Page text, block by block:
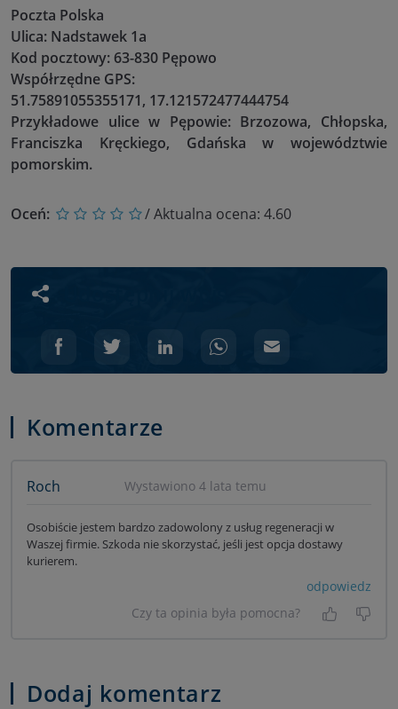
Poczta Polska
Ulica: Nadstawek 1a
Kod pocztowy: 63-830 Pępowo
Współrzędne GPS:
51.75891055355171, 17.121572477444754
Przykładowe ulice w Pępowie: Brzozowa, Chłopska,
Franciszka Kręckiego, Gdańska w województwie
pomorskim.
Oceń: / Aktualna ocena: 4.60
Komentarze
Roch Wystawiono 4 lata temu
Osobiście jestem bardzo zadowolony z usług regeneracji w
Waszej firmie. Szkoda nie skorzystać, jeśli jest opcja dostawy
kurierem.
odpowiedz
Czy ta opinia była pomocna?
Tak, była
Nie
Dodaj komentarz